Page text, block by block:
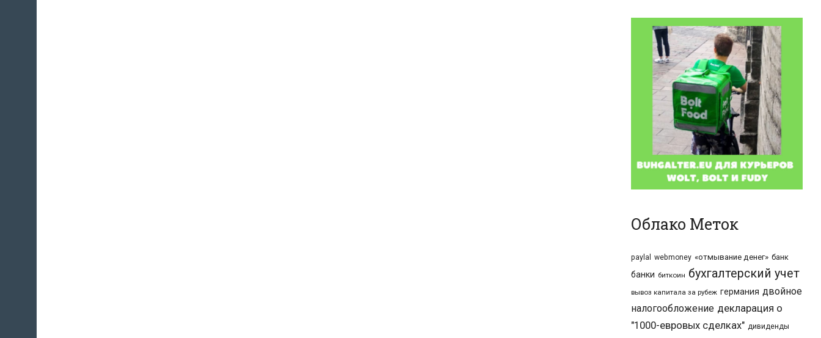
Облако Меток
paylal webmoney «отмывание денег» банк
банки биткоин бухгалтерский учет
вывоз капитала за рубеж германия двойное
налогообложение декларация о
"1000-евровых сделках" дивиденды